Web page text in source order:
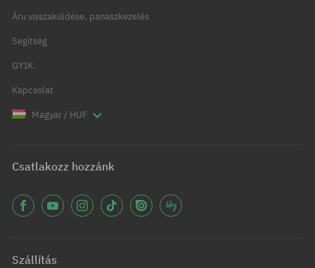
Áru visszaküldése, panaszkezelés
Segítség
GYIK
Kapcsolat
Magyar / HUF
Csatlakozz hozzánk
Szállítás